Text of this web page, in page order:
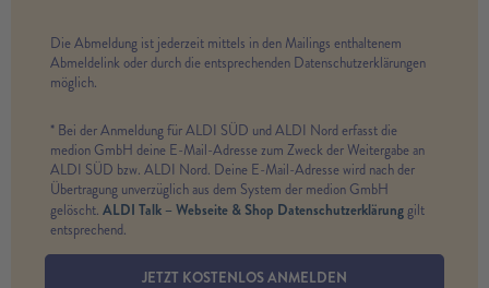
Die Abmeldung ist jederzeit mittels in den Mailings enthaltenem
Abmeldelink oder durch die entsprechenden Datenschutzerklärungen
möglich.
* Bei der Anmeldung für ALDI SÜD und ALDI Nord erfasst die
medion GmbH deine E-Mail-Adresse zum Zweck der Weitergabe an
ALDI SÜD bzw. ALDI Nord. Deine E-Mail-Adresse wird nach der
Übertragung unverzüglich aus dem System der medion GmbH
gelöscht. ALDI Talk – Webseite & Shop Datenschutzerklärunggilt
entsprechend.
JETZT KOSTENLOS ANMELDEN